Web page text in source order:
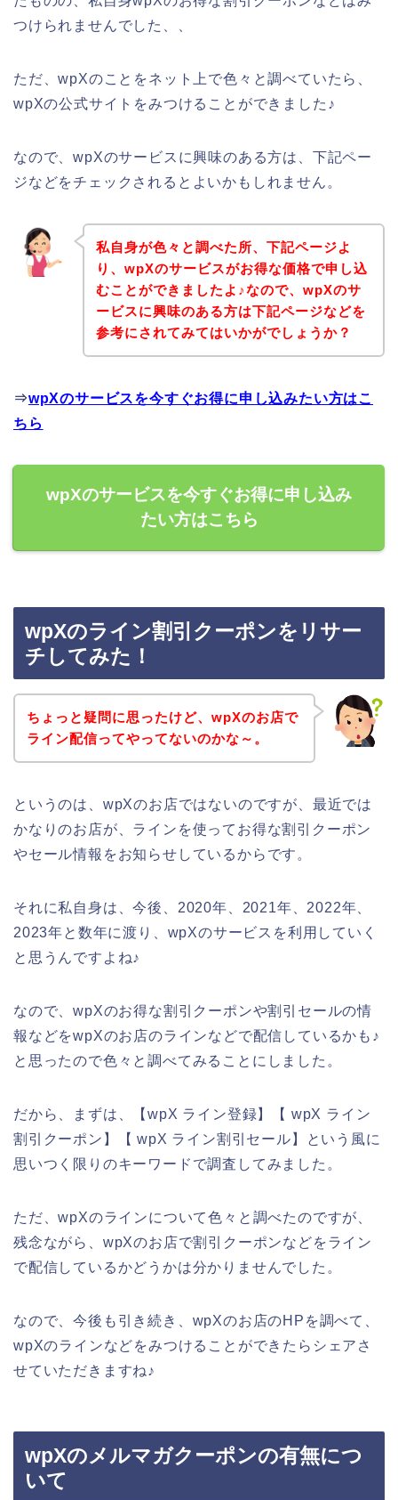
つけられませんでした、、
ただ、wpXのことをネット上で色々と調べていたら、
wpXの公式サイトをみつけることができました♪
なので、wpXのサービスに興味のある方は、下記ペー
ジなどをチェックされるとよいかもしれません。
私自身が色々と調べた所、下記ページよ
り、wpXのサービスがお得な価格で申し込
むことができましたよ♪なので、wpXのサ
ービスに興味のある方は下記ページなどを
参考にされてみてはいかがでしょうか？
⇒wpXのサービスを今すぐお得に申し込みたい方はこ
ちら
wpXのサービスを今すぐお得に申し込み
たい方はこちら
wpXのライン割引クーポンをリサー
チしてみた！
ちょっと疑問に思ったけど、wpXのお店で
ライン配信ってやってないのかな～。
というのは、wpXのお店ではないのですが、最近では
かなりのお店が、ラインを使ってお得な割引クーポン
やセール情報をお知らせしているからです。
それに私自身は、今後、2020年、2021年、2022年、
2023年と数年に渡り、wpXのサービスを利用していく
と思うんですよね♪
なので、wpXのお得な割引クーポンや割引セールの情
報などをwpXのお店のラインなどで配信しているかも♪
と思ったので色々と調べてみることにしました。
だから、まずは、【wpX ライン登録】【 wpX ライン
割引クーポン】【 wpX ライン割引セール】という風に
思いつく限りのキーワードで調査してみました。
ただ、wpXのラインについて色々と調べたのですが、
残念ながら、wpXのお店で割引クーポンなどをライン
で配信しているかどうかは分かりませんでした。
なので、今後も引き続き、wpXのお店のHPを調べて、
wpXのラインなどをみつけることができたらシェアさ
せていただきますね♪
wpXのメルマガクーポンの有無につ
いて